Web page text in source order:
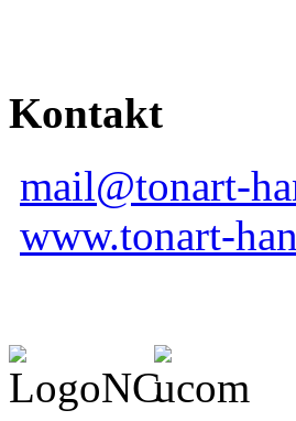
Kontakt
mail@tonart-
www.tonart-